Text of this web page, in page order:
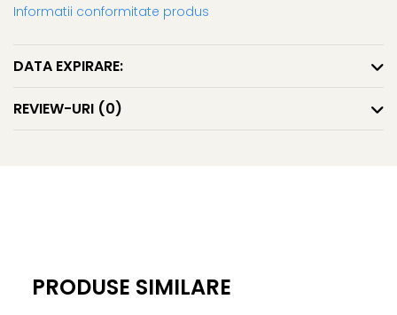
Informatii conformitate produs
DATA EXPIRARE:
REVIEW-URI (0)
PRODUSE SIMILARE